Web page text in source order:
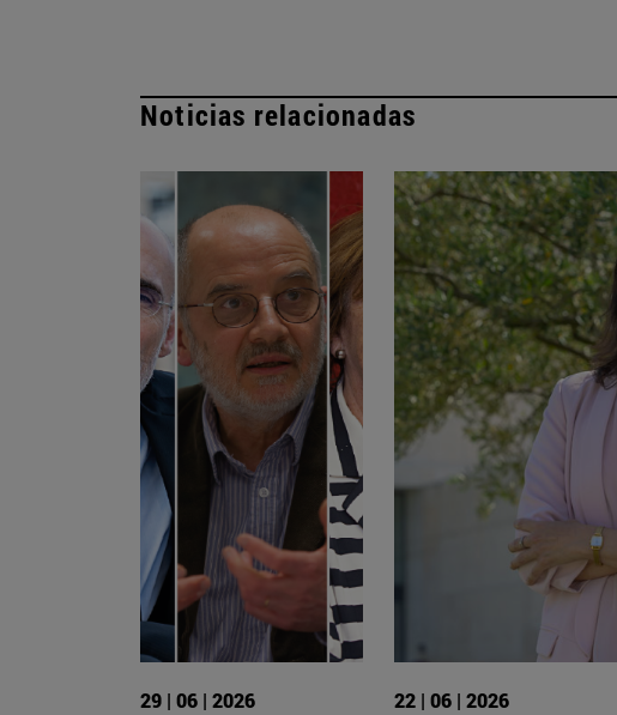
Noticias relacionadas
29 | 06 | 2026 22 | 06 | 2026